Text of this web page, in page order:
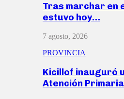
Tras marchar en
estuvo hoy…
7 agosto, 2026
PROVINCIA
Kicillof inauguró
Atención